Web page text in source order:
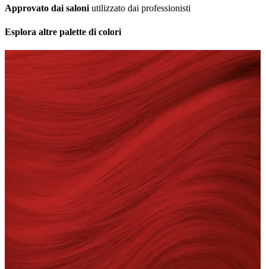
Approvato dai saloni utilizzato dai professionisti
Esplora altre palette di colori